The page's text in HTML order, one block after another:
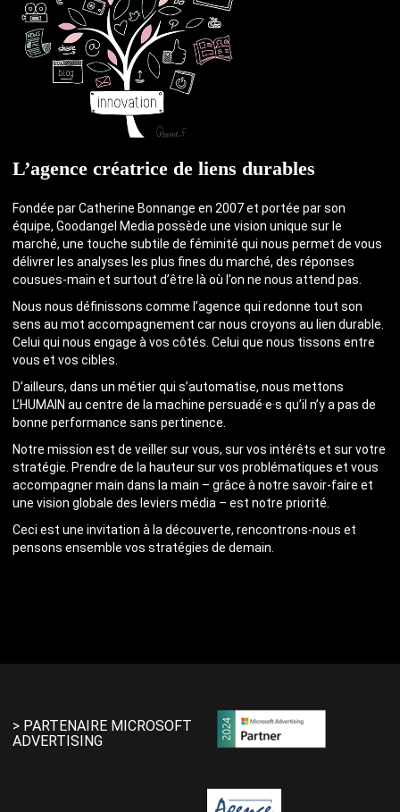
L’agence créatrice de liens durables
Fondée par Catherine Bonnange en 2007 et portée par son
équipe, Goodangel Media possède une vision unique sur le
marché, une touche subtile de féminité qui nous permet de vous
délivrer les analyses les plus fines du marché, des réponses
cousues-main et surtout d’être là où l’on ne nous attend pas.
Nous nous définissons comme l’agence qui redonne tout son
sens au mot accompagnement car nous croyons au lien durable.
Celui qui nous engage à vos côtés. Celui que nous tissons entre
vous et vos cibles.
D’ailleurs, dans un métier qui s’automatise, nous mettons
L’HUMAIN au centre de la machine persuadé·e·s qu’il n’y a pas de
bonne performance sans pertinence.
Notre mission est de veiller sur vous, sur vos intérêts et sur votre
stratégie. Prendre de la hauteur sur vos problématiques et vous
accompagner main dans la main – grâce à notre savoir-faire et
une vision globale des leviers média – est notre priorité.
Ceci est une invitation à la découverte, rencontrons-nous et
pensons ensemble vos stratégies de demain.
> PARTENAIRE MICROSOFT
ADVERTISING